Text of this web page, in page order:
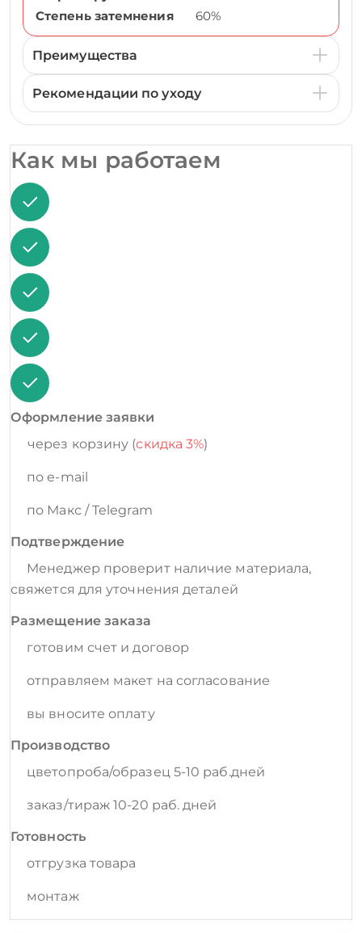
Степень затемнения
60%
Преимущества
Рекомендации по уходу
Как мы работаем
Оформление заявки
через корзину (скидка 3%)
по e-mail
по Макс / Telegram
Подтверждение
Менеджер проверит наличие материала,
свяжется для уточнения деталей
Размещение заказа
готовим счет и договор
отправляем макет на согласование
вы вносите оплату
Производство
цветопроба/образец 5-10 раб.дней
заказ/тираж 10-20 раб. дней
Готовность
отгрузка товара
монтаж